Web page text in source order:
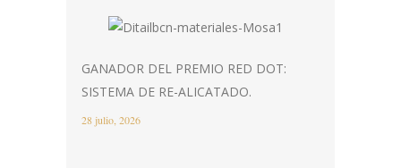
GANADOR DEL PREMIO RED DOT:
SISTEMA DE RE-ALICATADO.
28 julio, 2026